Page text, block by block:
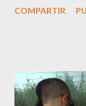
M ateo nació en
haciéndole padre
campeona,
COMPARTIR